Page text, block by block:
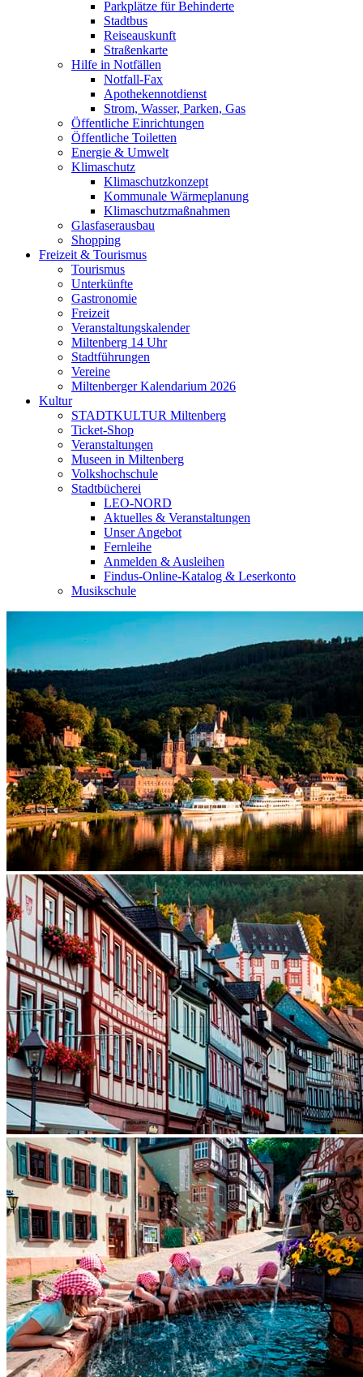
Parkplätze für Behinderte
Stadtbus
Reiseauskunft
Straßenkarte
Hilfe in Notfällen
Notfall-Fax
Apothekennotdienst
Strom, Wasser, Parken, Gas
Öffentliche Einrichtungen
Öffentliche Toiletten
Energie & Umwelt
Klimaschutz
Klimaschutzkonzept
Kommunale Wärmeplanung
Klimaschutzmaßnahmen
Glasfaserausbau
Shopping
Freizeit & Tourismus
Tourismus
Unterkünfte
Gastronomie
Freizeit
Veranstaltungskalender
Miltenberg 14 Uhr
Stadtführungen
Vereine
Miltenberger Kalendarium 2026
Kultur
STADTKULTUR Miltenberg
Ticket-Shop
Veranstaltungen
Museen in Miltenberg
Volkshochschule
Stadtbücherei
LEO-NORD
Aktuelles & Veranstaltungen
Unser Angebot
Fernleihe
Anmelden & Ausleihen
Findus-Online-Katalog & Leserkonto
Musikschule